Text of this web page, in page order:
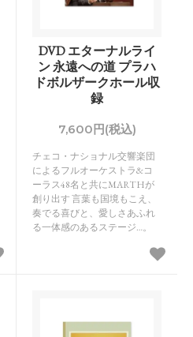
DVD エターナルライ
ン 永遠への道 プラハ
ドボルザークホール収
録
7,600円(税込)
チェコ・ナショナル交響楽団
によるフルオーケストラ&コ
ーラス48名と共にMARTHが
創り出す 言葉も国境もこえ、
奏でる喜びと、愛しさあふれ
る一体感のあるステージ…。